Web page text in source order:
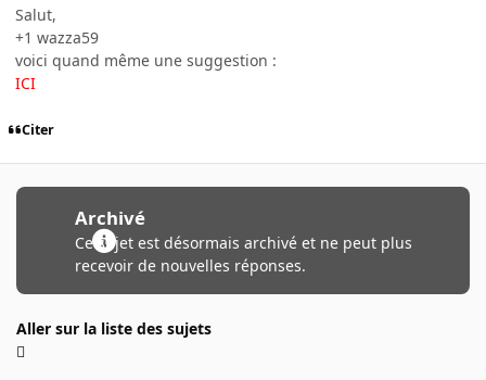
Salut,
+1 wazza59
voici quand même une suggestion :
ICI
Citer
Archivé
Ce sujet est désormais archivé et ne peut plus
recevoir de nouvelles réponses.
Aller sur la liste des sujets